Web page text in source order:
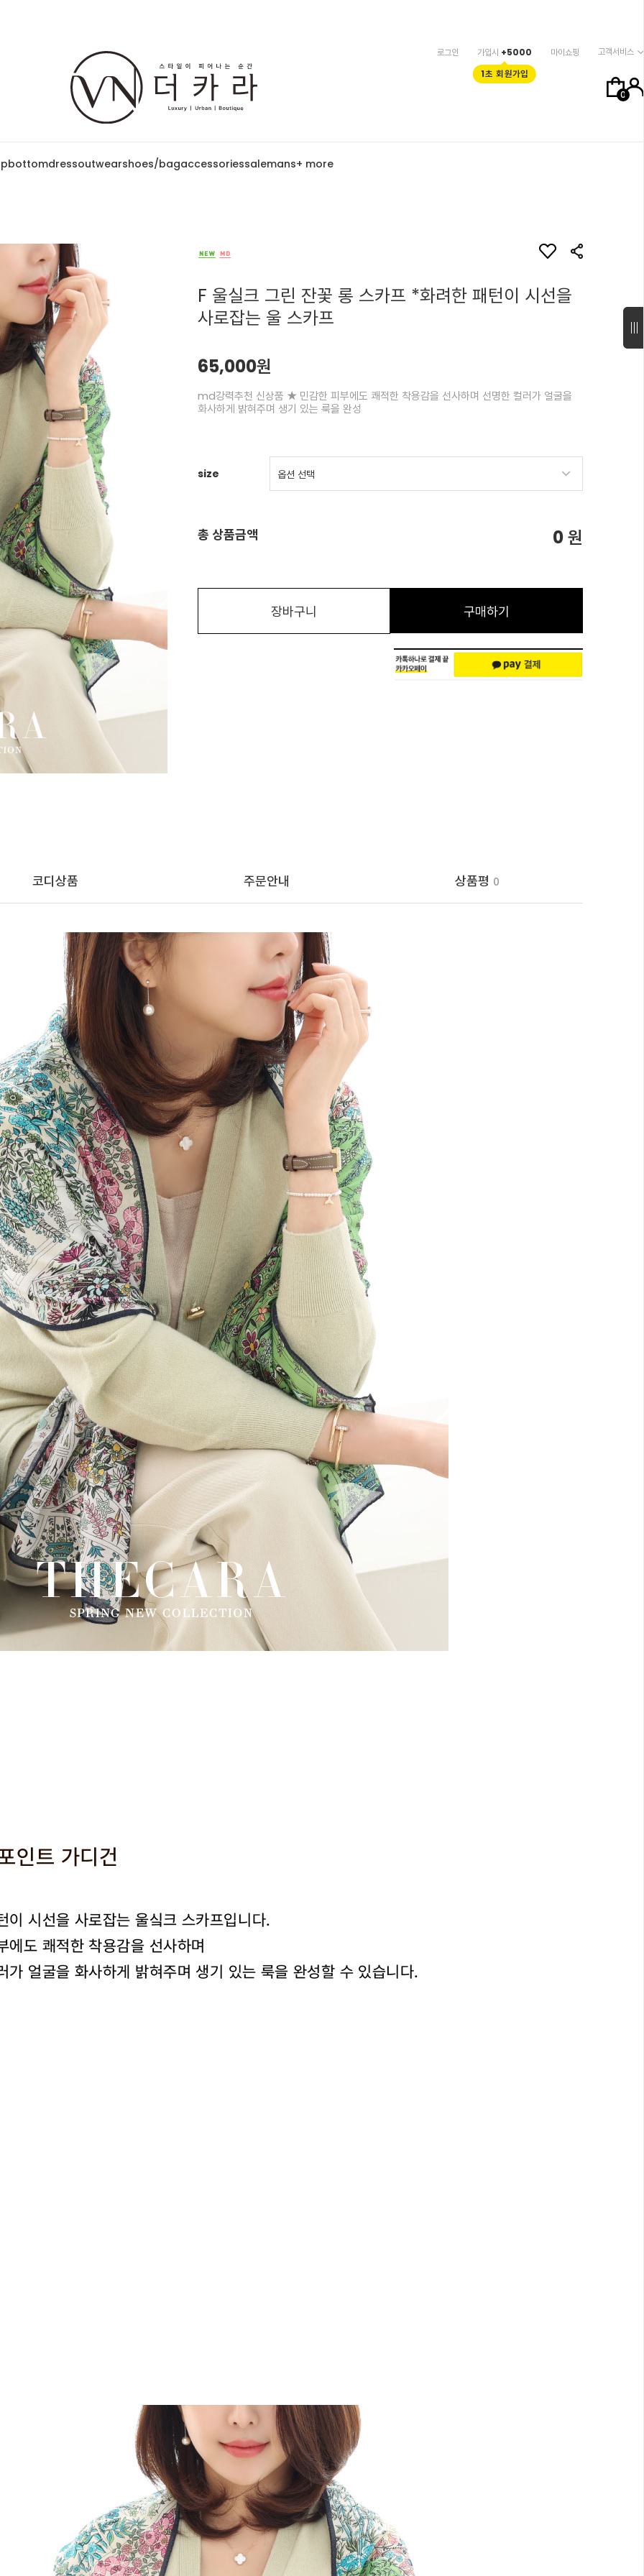
0
로그인 가입시 +5000
1초 회원가입
마이쇼핑 고객서비스
bottomdressoutwearshoes/bagaccessoriessalemans+ more
F 울실크 그린 잔꽃 롱 스카프 *화려한 패턴이 시선을
사로잡는 울 스카프
65,000원
md강력추천 신상품 ★ 민감한 피부에도 쾌적한 착용감을 선사하며 선명한 컬러가 얼굴을
화사하게 밝혀주며 생기 있는 룩을 완성
size
총 상품금액 0원
장바구니 구매하기
코디상품 주문안내 상품평 0